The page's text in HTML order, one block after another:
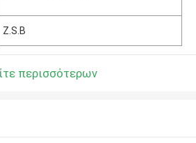
Z.S.B
περισσότερων